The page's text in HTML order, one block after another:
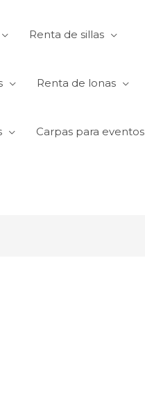
Renta de sillas
Renta de lonas
Carpas para eventos